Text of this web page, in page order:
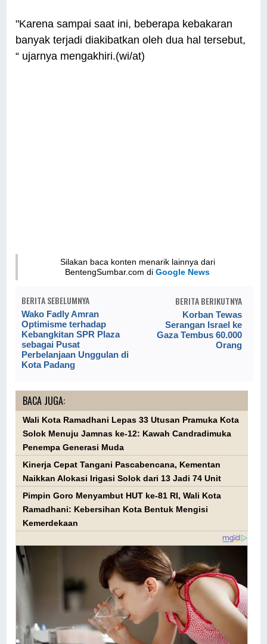
"Karena sampai saat ini, beberapa kebakaran
banyak terjadi diakibatkan oleh dua hal tersebut,
“ ujarnya mengakhiri.(wi/at)
Silakan baca konten menarik lainnya dari
BentengSumbar.com diGoogle News
BERITA SEBELUMNYA
Wako Fadly Amran
Optimisme terhadap
Kebangkitan SPR Plaza
sebagai Pusat
Perbelanjaan Unggulan di
Kota Padang
BERITA BERIKUTNYA
Korban Tewas
Serangan Israel ke
Gaza Tembus 60.000
Orang
BACA JUGA:
Wali Kota Ramadhani Lepas 33 Utusan Pramuka Kota
Solok Menuju Jamnas ke-12: Kawah Candradimuka
Penempa Generasi Muda
Kinerja Cepat Tangani Pascabencana, Kementan
Naikkan Alokasi Irigasi Solok dari 13 Jadi 74 Unit
Pimpin Goro Menyambut HUT ke-81 RI, Wali Kota
Ramadhani: Kebersihan Kota Bentuk Mengisi
Kemerdekaan